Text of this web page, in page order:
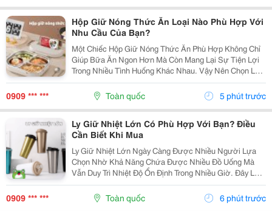
Hộp Giữ Nóng Thức Ăn Loại Nào Phù Hợp Với
Nhu Cầu Của Bạn?
Một Chiếc Hộp Giữ Nóng Thức Ăn Phù Hợp Không Chỉ
Giúp Bữa Ăn Ngon Hơn Mà Còn Mang Lại Sự Tiện Lợi
Trong Nhiều Tình Huống Khác Nhau. Vậy Nên Chọn Loại
Nào Để Đáp Ứng Đúng Nhu Cầu Sử Dụng Hằng Ngày?
1. Những Trường Hợp Nên Sử Dụng Hộp Giữ Nóng
Thức...
0909 *** *** Toàn quốc 5 phút trước
Ly Giữ Nhiệt Lớn Có Phù Hợp Với Bạn? Điều
Cần Biết Khi Mua
Ly Giữ Nhiệt Lớn Ngày Càng Được Nhiều Người Lựa
Chọn Nhờ Khả Năng Chứa Được Nhiều Đồ Uống Mà
Vẫn Duy Trì Nhiệt Độ Ổn Định Trong Nhiều Giờ. Đây Là
Sản Phẩm Phù Hợp Với Người Thường Xuyên Di
Chuyển, Làm Việc Ngoài Trời Hoặc Cần Bổ Sung Đủ
Nước Trong Cả...
0909 *** *** Toàn quốc 6 phút trước